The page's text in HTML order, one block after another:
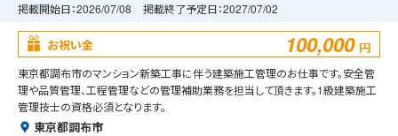
掲載開始日：2026/07/08 掲載終了予定日：2027/07/02
お祝い金 100,000 円
東京都調布市のマンション新築工事に伴う建築施工管理のお仕事です。安全管
理や品質管理、工程管理などの管理補助業務を担当して頂きます。1級建築施工
管理技士の資格必須となります。
東京都調布市